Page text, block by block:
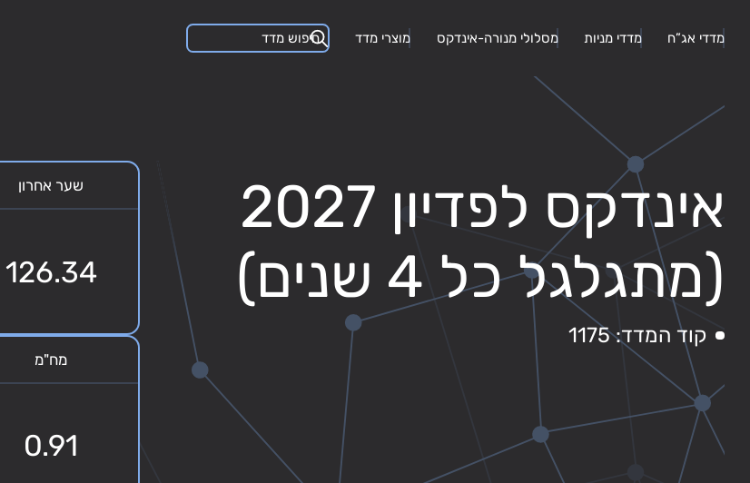
מדדי אג”ח מדדי מניות מסלולי מנורה-אינדקס מוצרי מדד
אינדקס לפדיון 2027
(מתגלגל כל 4 שנים)
קוד המדד: 1175
שער אחרון
126.34
מח"מ
0.91